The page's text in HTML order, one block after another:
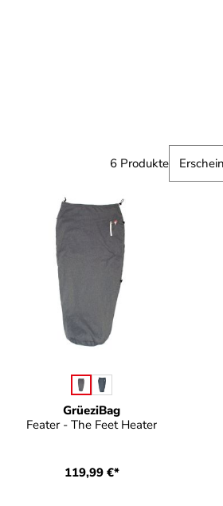
6 Produkte
GrüeziBag
Feater - The Feet Heater
Farbeauswählen
119,99 €*